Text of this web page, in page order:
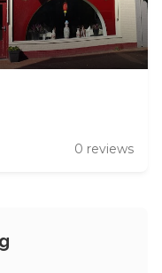
0 reviews